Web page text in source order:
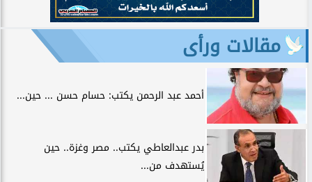
مقالات ورأى
أحمد عبد الرحمن يكتب: حسام حسن ... حين...
بدر عبدالعاطي يكتب.. مصر وغزة.. حين
يُستهدف من...